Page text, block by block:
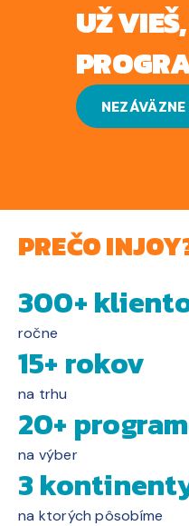
UŽ
PREČO
300+
ročne
15+ rokov
na trhu
20+
na výber
3
na ktorých pôsobíme